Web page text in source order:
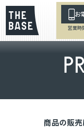
お
営業時
P
商品の販売